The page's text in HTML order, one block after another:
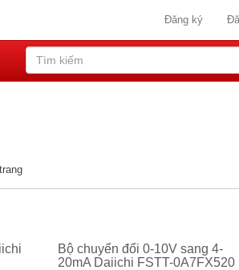
Đăng ký
Bộ chuyển đổi 0-10V sang 4-
20mA Daiichi FSTT-0A7FX520